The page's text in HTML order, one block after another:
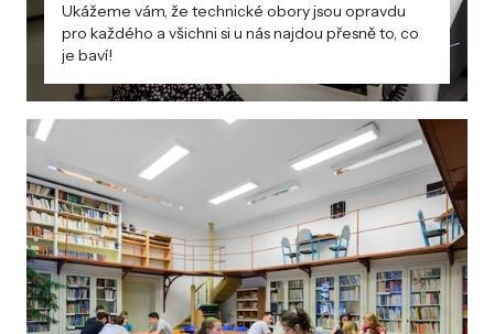
Ukážeme vám, že technické obory jsou opravdu
pro každého a všichni si u nás najdou přesně to, co
je baví!